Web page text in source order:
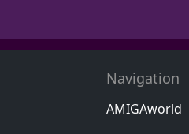
Navigation
AMIGAworld